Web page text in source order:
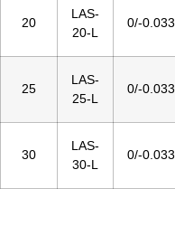
20
LAS-
20-L
0/-0.033
25
LAS-
25-L
0/-0.033
30
LAS-
30-L
0/-0.033